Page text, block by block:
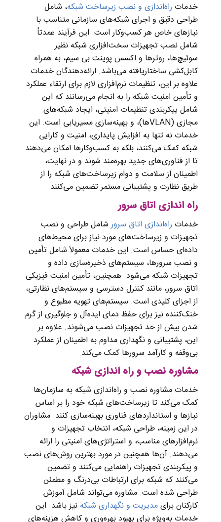
خدمات راه‌اندازی و نصب زیرساخت شبکه، شامل
طراحی دقیق و اجرای شبکه‌های سازمانی متناسب با
نیازهای خاص هر کسب‌وکار است. این فرآیند عمدتاً
شامل نصب تجهیزات سخت‌افزاری شبکه نظیر
سوئیچ‌ها، روترها و اکسس پوینت بی سیم، به همراه
کابل‌کشی ساختاریافته می‌باشد. ارائه‌دهندگان خدمات
علاوه بر این، تنظیمات نرم‌افزاری لازم برای ارتقاء عملکرد
و تأمین امنیت شبکه را به انجام می‌رسانند که این
شامل پیکربندی تنظیمات امنیتی، ایجاد شبکه‌های
مجازی (VLAN‌ها)، و بهینه‌سازی مسیریابی است. این
خدمات نه تنها به افزایش پایداری، امنیت و کارایی
شبکه کمک می‌کنند، بلکه به کسب‌وکارها امکان می‌دهند
تا از فناوری‌های جدید بهره‌مند شوند و در نهایت،
اطمینان از سلامت و دوام زیرساخت‌های شبکه را از
طریق نظارت و پشتیبانی مستمر تضمین می‌کنند.
راه اندازی اتاق سرور
خدمات راه‌اندازی اتاق سرورشامل طراحی و نصب
تجهیزات و زیرساخت‌های مورد نیاز برای محیط‌های
داده‌ای حساس است. این خدمات معمولاً شامل تأمین
و نصب سرورها، سیستم‌های ذخیره‌سازی داده و
تجهیزات شبکه می‌شود. همچنین، تأمین امنیت فیزیکی
اتاق سرور، مانند کنترل دسترسی و سیستم‌های نظارتی،
از اجزای کلیدی است. سیستم‌های تهویه مطبوع و
خنک‌کننده نیز برای حفظ دمای ایده‌آل و جلوگیری از گرم
شدن بیش از حد تجهیزات نصب می‌شوند. علاوه بر
این، پشتیبانی و نگهداری مداوم به اطمینان از عملکرد
بی‌وقفه و کارآمد سرورها کمک می‌کند.
مشاوره نصب و راه اندازی شبکه
خدمات مشاوره نصب و راه‌اندازی شبکه به سازمان‌ها
کمک می‌کند تا زیرساخت‌های شبکه خود را بر اساس
نیازها و استانداردهای فناوری بهینه‌سازی کنند. مشاوران
در این زمینه، طراحی شبکه، انتخاب تجهیزات و
نرم‌افزارهای مناسب، و استراتژی‌های امنیتی را ارائه
می‌دهند. آن‌ها همچنین در مورد بهترین روش‌های نصب
و پیکربندی تجهیزات راهنمایی می‌کنند و تضمین
می‌کنند که شبکه برای ارتباطات بی‌درنگ و مطمئن
طراحی شده است. مشاوره می‌تواند شامل آموزش
کارکنان برایمدیریت و نگهداری شبکه نیز باشد. این
خدمات به‌ویژه برای بهبود بهره‌وری و کاهش هزینه‌های